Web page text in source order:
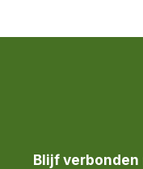
Blijf verbonden